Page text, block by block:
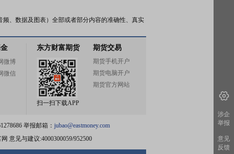
、数据及图表）全部或者部分内容的准确性、真实
微博
微信
东方财富期货
扫一扫下载APP
期货交易
期货手机开户
期货电脑开户
期货官方网站
举报邮箱： jubao@eastmoney.com
意见与建议:4000300059/952500
涉企
举报
意见
反馈